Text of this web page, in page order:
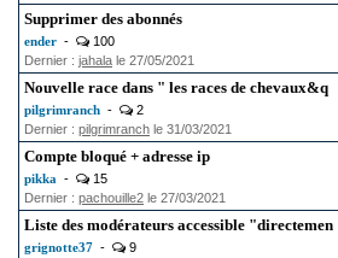
Supprimer des abonnés
ender -
100
Dernier : jahala le 27/05/2021
Nouvelle race dans " les races de chevaux&q
pilgrimranch -
2
Dernier : pilgrimranch le 31/03/2021
Compte bloqué + adresse ip
pikka -
15
Dernier : pachouille2 le 27/03/2021
Liste des modérateurs accessible "directemen
grignotte37 -
9